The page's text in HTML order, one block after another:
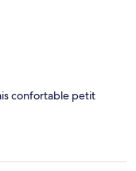
confortable petit